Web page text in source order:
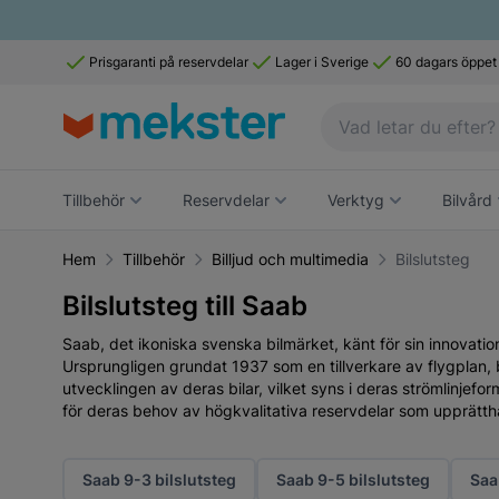
Prisgaranti på reservdelar Lager i Sverige 60 dagars
Tillbehör Reservdelar Verktyg Bilvård
Hem Tillbehör Billjud och multimedia Bilslutsteg
Bilslutsteg till Saab
Saab, det ikoniska svenska bilmärket, känt för sin
Ursprungligen grundat 1937 som en tillverkare av
utvecklingen av deras bilar, vilket syns i deras
för deras behov av högkvalitativa reservdelar som
Saab 9-3 bilslutsteg Saab 9-5 bilslutsteg